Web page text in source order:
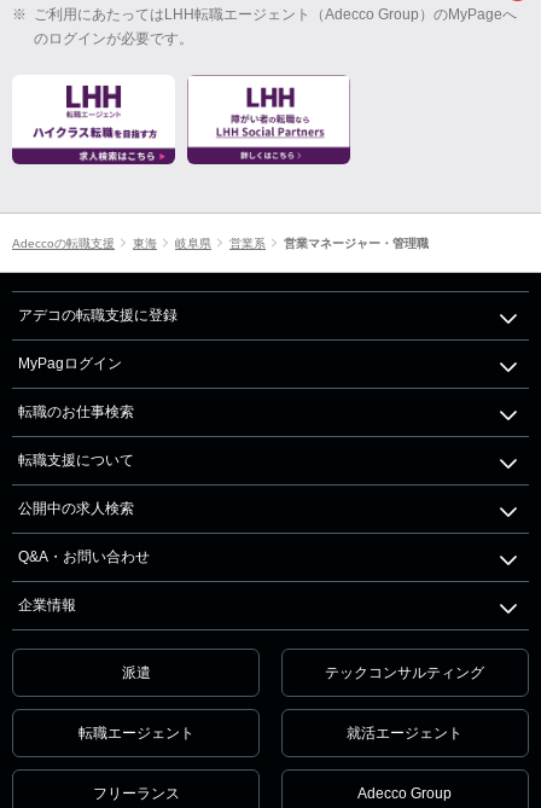
※ ご利用にあたってはLHH転職エージェント（Adecco Group）のMyPageへ
のログインが必要です。
Adeccoの転職支援 東海 岐阜県 営業系 営業マネージャー・管理職
アデコの転職支援に登録
MyPagログイン
転職のお仕事検索
転職支援について
公開中の求人検索
Q&A・お問い合わせ
企業情報
派遣 テックコンサルティング
転職エージェント 就活エージェント
フリーランス Adecco Group